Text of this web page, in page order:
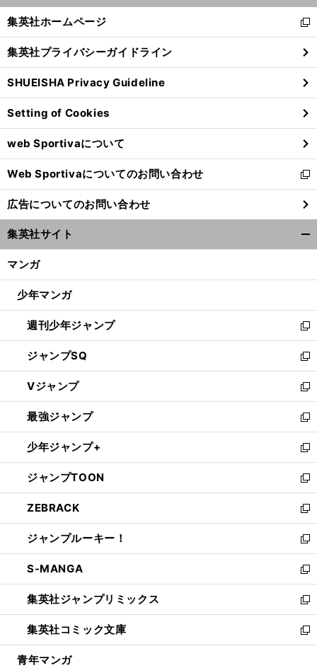
閉
る
集英社ホームページ
新
し
い
ウ
ィ
ン
ド
ウ
で
開
く
集英社プライバシーガイドライン
SHUEISHA Privacy Guideline
Setting of Cookies
web Sportivaについて
Web Sportivaについてのお問い合わせ
新
し
い
ウ
ィ
ン
ウ
開
く
広告についてのお問い合わせ
集英社サイト
マンガ
少年マンガ
週刊少年ジャンプ
新
し
い
ウ
ィ
ン
ド
ウ
で
開
く
ジャンプSQ
新
し
い
ウ
ィ
ン
ド
ウ
で
開
く
Vジャンプ
新
し
い
ウ
ィ
ン
ド
ウ
で
開
く
最強ジャンプ
新
し
い
ウ
ィ
ン
ド
ウ
で
開
く
少年ジャンプ+
新
し
い
ウ
ィ
ン
ド
ウ
で
開
く
ジャンプTOON
新
し
い
ウ
ィ
ン
ド
ウ
で
開
く
ZEBRACK
新
し
い
ウ
ィ
ン
ド
ウ
で
開
ジャンプルーキー！
新
し
い
ウ
ィ
ン
ド
ウ
S-MANGA
新
し
い
ウ
ィ
ン
集英社ジャンプリミックス
新
し
い
ウ
集英社コミック文庫
新
し
青年マンガ